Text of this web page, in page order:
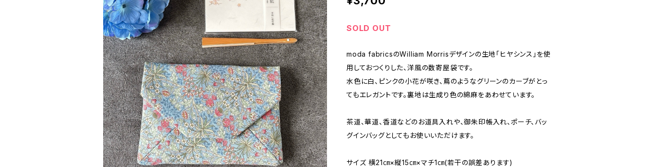
SOLD OUT
moda fabricsのWilliam Morrisデザインの生地「ヒヤシンス」を使
用しておつくりした、洋風の数寄屋袋です。
水色に白、ピンクの小花が咲き、蔦のようなグリーンのカーブがとっ
てもエレガントです。裏地は生成り色の綿麻をあわせています。
茶道、華道、香道などのお道具入れや、御朱印帳入れ、ポーチ、バッ
グインバッグとしてもお使いいただけます。
サイズ 横21㎝×縦15㎝×マチ1㎝(若干の誤差あります)